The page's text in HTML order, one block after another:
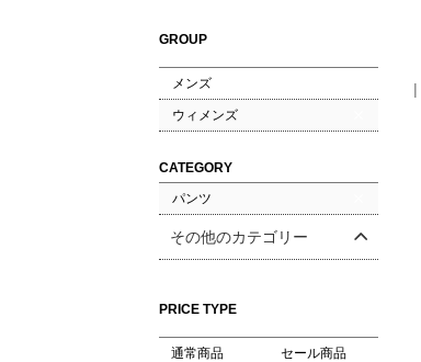
GROUP
メンズ
ウィメンズ
CATEGORY
パンツ
その他のカテゴリー
PRICE TYPE
通常商品 セール商品